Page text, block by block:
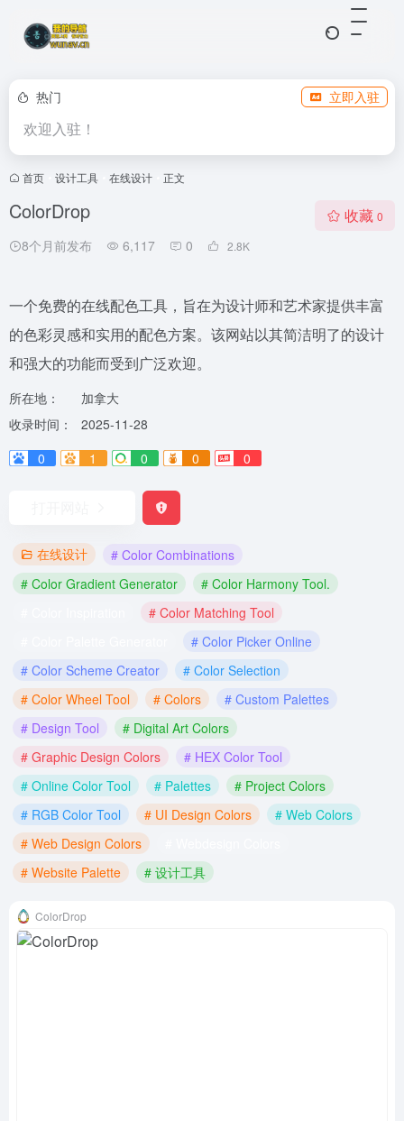
热门 立即入驻
欢迎入驻！
首页 设计工具 在线设计 正文
ColorDrop
8个月前发布 6,117 0 2.8K
收藏 0
一个免费的在线配色工具，旨在为设计师和艺术家提供丰富
的色彩灵感和实用的配色方案。该网站以其简洁明了的设计
和强大的功能而受到广泛欢迎。
所在地：
加拿大
收录时间：
2025-11-28
0
1 0 0 0
在线设计
# Color Combinations
# Color Gradient Generator
# Color Harmony Tool.
# Color Matching Tool
# Color Picker Online
# Color Scheme Creator
# Color Selection
# Color Wheel Tool
# Colors
# Custom Palettes
# Design Tool
# Digital Art Colors
# Graphic Design Colors
# HEX Color Tool
# Online Color Tool
# Palettes
# Project Colors
# RGB Color Tool
# UI Design Colors
# Web Colors
# Web Design Colors
# Website Palette
# 设计工具
ColorDrop